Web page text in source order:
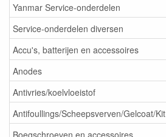
Yanmar Service-onderdelen
Service-onderdelen diversen
Accu's, batterijen en accessoires
Anodes
Antivries/koelvloeistof
Antifoullings/Scheepsverven/Gelcoat/Kit
Boegschroeven en accessoires